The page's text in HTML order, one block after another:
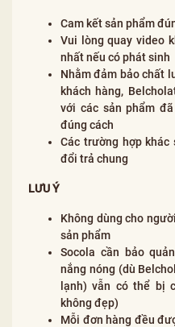
Cam kết sản phẩm
Vui lòng quay video
nhất nếu có phát sinh
Nhằm đảm bảo chất
khách hàng,
với các sản phẩm
đúng cách
Các trường hợp
đổi trả chung
LƯU Ý
Không dùng cho
sản phẩm
Socola cần bảo
nắng nóng (dù
lạnh) vẫn có thể bị
không đẹp)
Mỗi đơn hàng đều